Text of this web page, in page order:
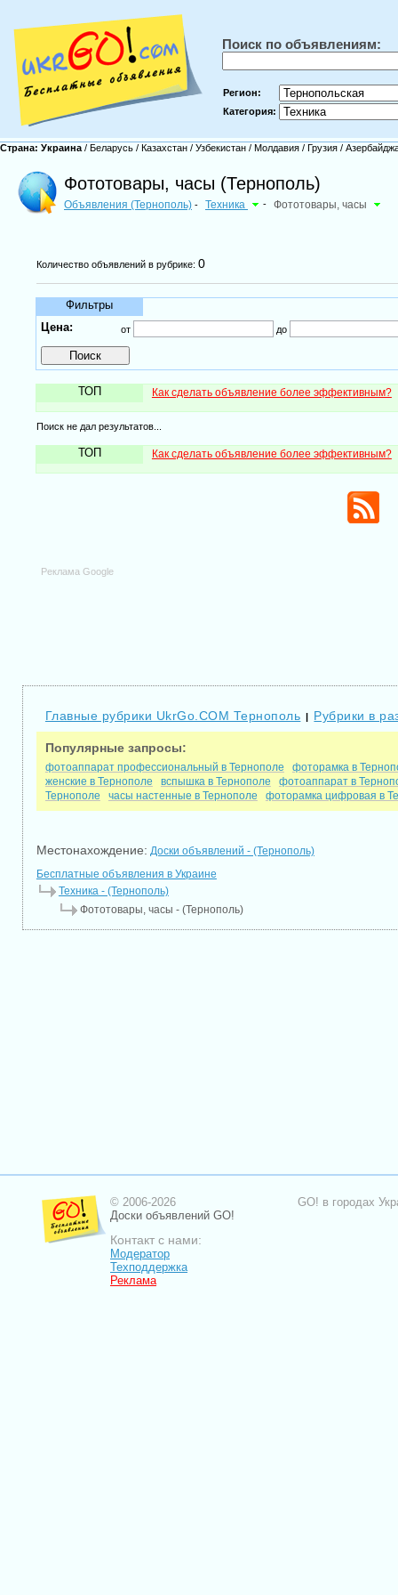
Поиск по объявлениям:
Регион:
Категория:
Страна: Украина / Беларусь / Казахстан / Узбекистан / Молдавия / Грузия /
Фототовары, часы (Тернополь)
Объявления (Тернополь) - Техника - Фототовары, часы
Количество объявлений в рубрике: 0
Фильтры
Цена:
от до
ТОП Как сделать объявление более эффективным?
Поиск не дал результатов...
ТОП Как сделать объявление более эффективным?
Реклама Google
Главные рубрики UkrGo.COM Тернополь | Рубрики в
Популярные запросы:
фотоаппарат профессиональный в Тернополе
фоторамка в
женские в Тернополе
вспышка в Тернополе
фотоаппарат в
Тернополе
часы настенные в Тернополе фоторамка цифровая в
Местонахождение: Доски объявлений - (Тернополь)
Бесплатные объявления в Украине
Техника - (Тернополь)
Фототовары, часы - (Тернополь)
© 2006-2026
Доски объявлений GO!
Контакт с нами:
Модератор
Техподдержка
Реклама
GO! в городах